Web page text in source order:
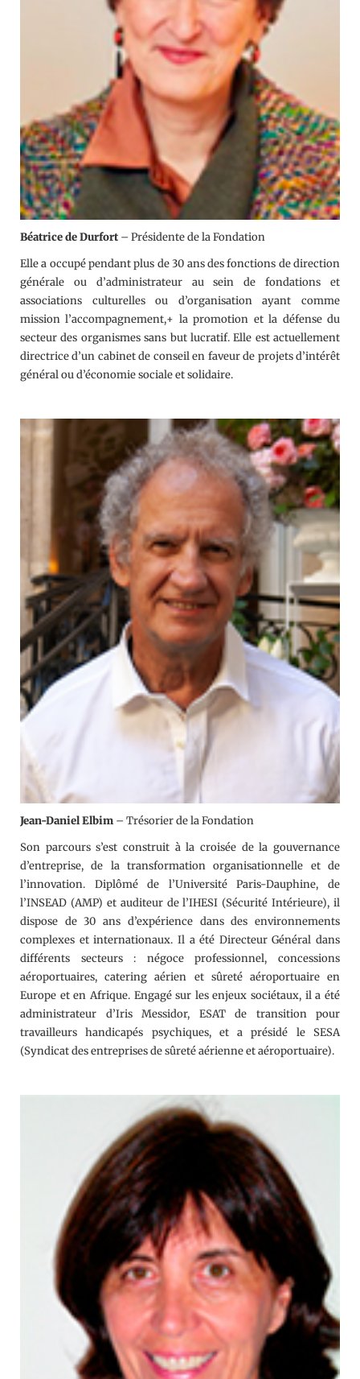
Béatrice de Durfort – Présidente de la Fondation
Elle a occupé pendant plus de 30 ans des fonctions de direction
générale ou d’administrateur au sein de fondations et
associations culturelles ou d’organisation ayant comme
mission l’accompagnement,+ la promotion et la défense du
secteur des organismes sans but lucratif. Elle est actuellement
directrice d’un cabinet de conseil en faveur de projets d’intérêt
général ou d’économie sociale et solidaire.
Jean-Daniel Elbim – Trésorier de la Fondation
Son parcours s’est construit à la croisée de la gouvernance
d’entreprise, de la transformation organisationnelle et de
l’innovation. Diplômé de l’Université Paris-Dauphine, de
l’INSEAD (AMP) et auditeur de l’IHESI (Sécurité Intérieure), il
dispose de 30 ans d’expérience dans des environnements
complexes et internationaux. Il a été Directeur Général dans
différents secteurs : négoce professionnel, concessions
aéroportuaires, catering aérien et sûreté aéroportuaire en
Europe et en Afrique. Engagé sur les enjeux sociétaux, il a été
administrateur d’Iris Messidor, ESAT de transition pour
travailleurs handicapés psychiques, et a présidé le SESA
(Syndicat des entreprises de sûreté aérienne et aéroportuaire).